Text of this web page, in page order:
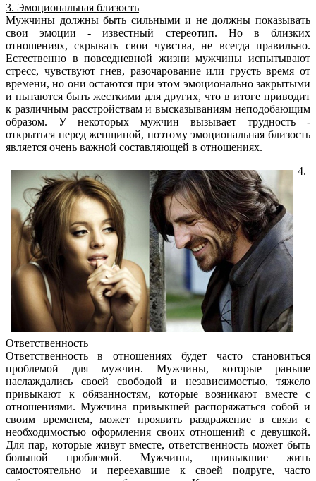
3. Эмоциональная близость
Мужчины должны быть сильными и не должны показывать
свои эмоции - известный стереотип. Но в близких
отношениях, скрывать свои чувства, не всегда правильно.
Естественно в повседневной жизни мужчины испытывают
стресс, чувствуют гнев, разочарование или грусть время от
времени, но они остаются при этом эмоционально закрытыми
и пытаются быть жесткими для других, что в итоге приводит
к различным расстройствам и высказываниям неподобающим
образом. У некоторых мужчин вызывает трудность -
открыться перед женщиной, поэтому эмоциональная близость
является очень важной составляющей в отношениях.
4.
Ответственность
Ответственность в отношениях будет часто становиться
проблемой для мужчин. Мужчины, которые раньше
наслаждались своей свободой и независимостью, тяжело
привыкают к обязанностям, которые возникают вместе с
отношениями. Мужчина привыкшей распоряжаться собой и
своим временем, может проявить раздражение в связи с
необходимостью оформления своих отношений с девушкой.
Для пар, которые живут вместе, ответственность может быть
большой проблемой. Мужчины, привыкшие жить
самостоятельно и переехавшие к своей подруге, часто